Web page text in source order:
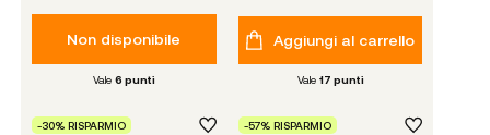
Non disponibile
Vale 6 punti
Aggiungi al carrello
Vale 17 punti
-30% RISPARMIO -57% RISPARMIO